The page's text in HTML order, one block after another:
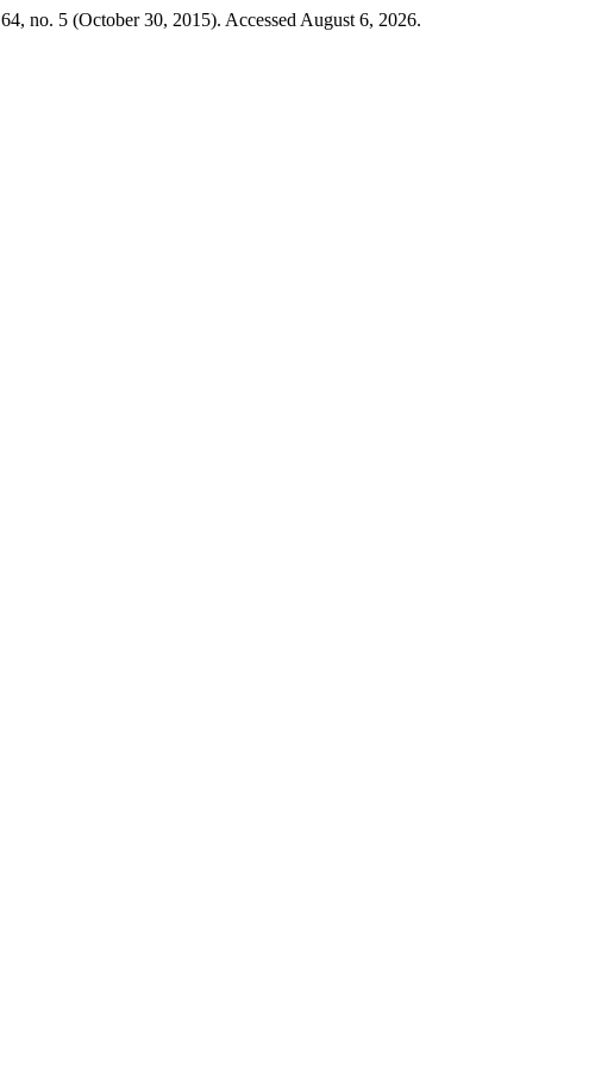
64, no. 5 (October 30, 2015). Accessed August 6, 2026.